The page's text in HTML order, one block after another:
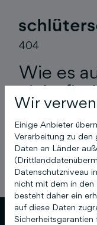
404
Wie es
nicht
gesucht
Vielleicht hilft
oder gehe
Wir
Einige Anbieter
Verarbeitung zu den
Daten an Länder
Datenschutzniveau
nicht mit dem in den
besteht daher ein
auf diese Daten
Sicherheitsgarantien